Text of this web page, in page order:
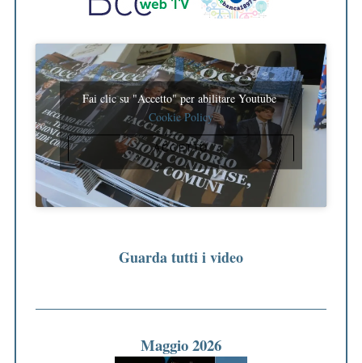
Fai clic su "Accetto" per abilitare Youtube
Cookie Policy
ACCETTO
Guarda tutti i video
Maggio 2026